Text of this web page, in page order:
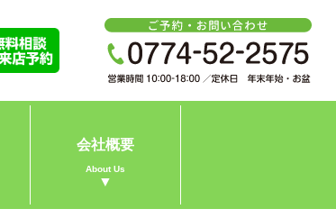
会社概要
About Us
▼